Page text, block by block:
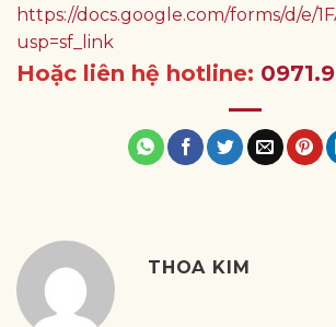
https://docs.google.com/forms/d/e/
usp=sf_link
Hoặc liên hệ hotline:
THOA KIM